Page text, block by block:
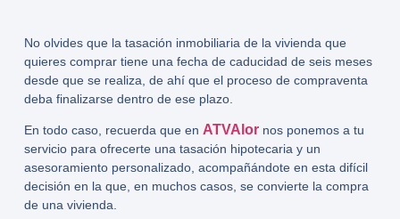
No olvides que la tasación inmobiliaria de la vivienda que
quieres comprar tiene una fecha de caducidad de seis meses
desde que se realiza, de ahí que el proceso de compraventa
deba finalizarse dentro de ese plazo.
En todo caso, recuerda que en ATVAlornos ponemos a tu
servicio para ofrecerte una tasación hipotecaria y un
asesoramiento personalizado, acompañándote en esta difícil
decisión en la que, en muchos casos, se convierte la compra
de una vivienda.